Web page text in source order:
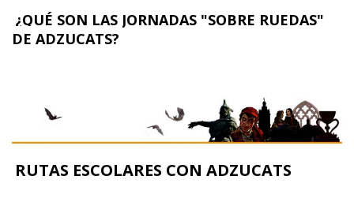
¿QUÉ SON LAS JORNADAS "SOBRE RUEDAS"
DE ADZUCATS?
RUTAS ESCOLARES CON ADZUCATS